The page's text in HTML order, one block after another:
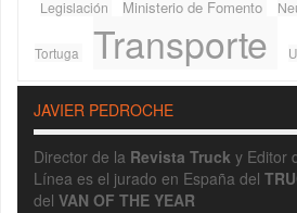
Legislación
Ministerio de Fomento
Tortuga Transporte
JAVIER PEDROCHE
Director de la Revista Truck y Editor
Línea es el jurado en España del
del VAN OF THE YEAR